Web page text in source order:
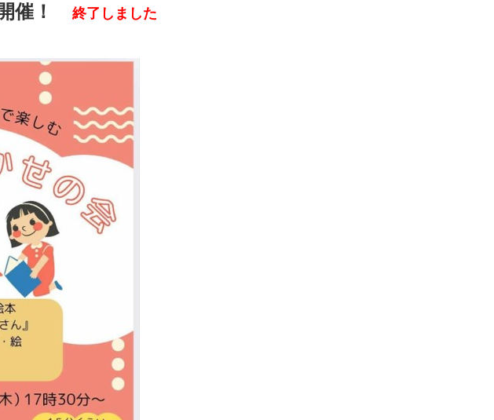
催！ 終了しました